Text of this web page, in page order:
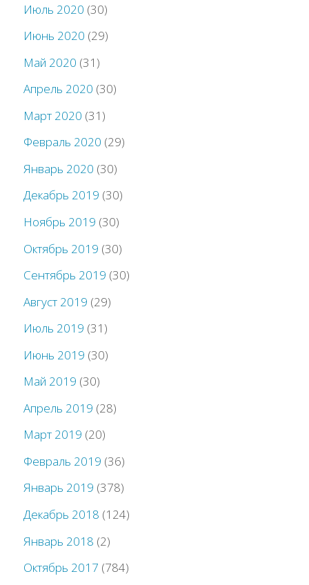
Июль 2020 (30)
Июнь 2020 (29)
Май 2020 (31)
Апрель 2020 (30)
Март 2020 (31)
Февраль 2020 (29)
Январь 2020 (30)
Декабрь 2019 (30)
Ноябрь 2019 (30)
Октябрь 2019 (30)
Сентябрь 2019 (30)
Август 2019 (29)
Июль 2019 (31)
Июнь 2019 (30)
Май 2019 (30)
Апрель 2019 (28)
Март 2019 (20)
Февраль 2019 (36)
Январь 2019 (378)
Декабрь 2018 (124)
Январь 2018 (2)
Октябрь 2017 (784)